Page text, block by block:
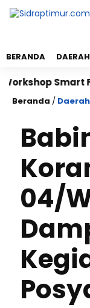
BERANDA DAERAH
Smart
Beranda / Daerah
04/